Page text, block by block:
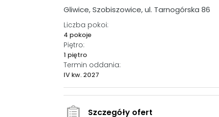
Gliwice, Szobiszowice, ul. Tarnogórska 86
Liczba pokoi:
4 pokoje
Piętro:
1 piętro
Termin oddania:
IV kw. 2027
Szczegóły ofert